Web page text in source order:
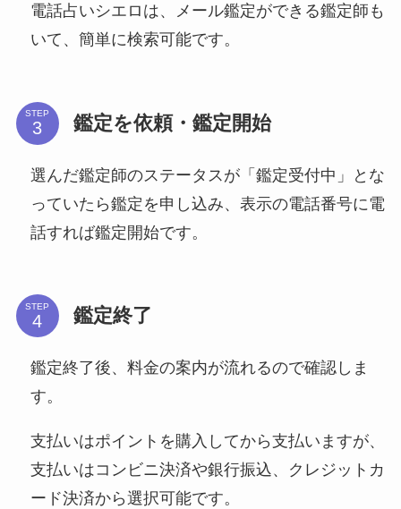
電話占いシエロは、メール鑑定ができる鑑定師も
いて、簡単に検索可能です。
STEP 鑑定を依頼・鑑定開始
選んだ鑑定師のステータスが「鑑定受付中」とな
っていたら鑑定を申し込み、表示の電話番号に電
話すれば鑑定開始です。
STEP 鑑定終了
鑑定終了後、料金の案内が流れるので確認しま
す。
支払いはポイントを購入してから支払いますが、
支払いはコンビニ決済や銀行振込、クレジットカ
ード決済から選択可能です。